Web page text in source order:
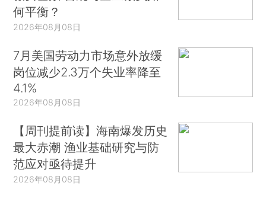
何平衡？
2026年08月08日
7月美国劳动力市场意外放缓
岗位减少2.3万个失业率降至
4.1%
2026年08月08日
【周刊提前读】海南爆发历史
最大赤潮 渔业基础研究与防
范应对亟待提升
2026年08月08日